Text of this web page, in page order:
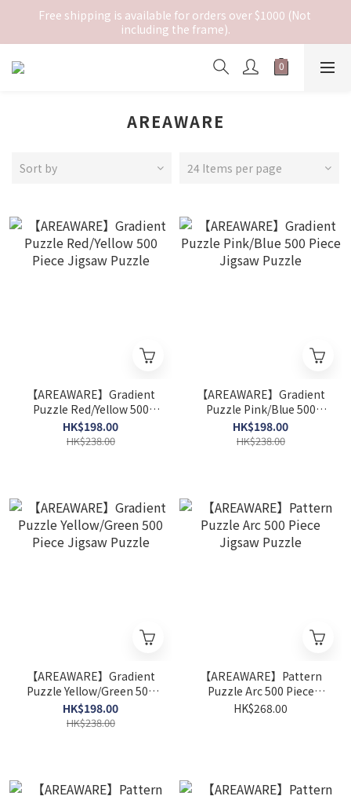
Free shipping is available for orders over $1000 (Not
including the frame).
AREAWARE
Sort by 24 Items per page
【AREAWARE】Gradient
Puzzle Red/Yellow 500
Piece Jigsaw Puzzle
HK$198.00
HK$238.00
【AREAWARE】Gradient
Puzzle Pink/Blue 500
Piece Jigsaw Puzzle
HK$198.00
HK$238.00
【AREAWARE】Gradient
Puzzle Yellow/Green 500
Piece Jigsaw Puzzle
HK$198.00
HK$238.00
【AREAWARE】Pattern
Puzzle Arc 500 Piece
Jigsaw Puzzle
HK$268.00